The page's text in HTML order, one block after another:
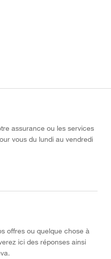
assurance ou les services
vous du lundi au vendredi
offres ou quelque chose à
ici des réponses ainsi